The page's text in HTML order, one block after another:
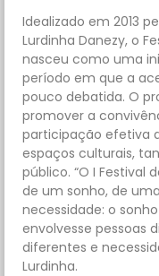
Idealizado em 2013
Lurdinha Danezy, o
nasceu como uma
período em que a
pouco debatida. O
promover a
participação efetiva
espaços culturais,
público. “O I Festival
de um sonho, de
necessidade: o
envolvesse pessoas
diferentes e
Lurdinha.